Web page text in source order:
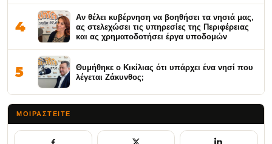
4
Αν θέλει κυβέρνηση να βοηθήσει τα νησιά μας,
ας στελεχώσει τις υπηρεσίες της Περιφέρειας
και ας χρηματοδοτήσει έργα υποδομών
5
Θυμήθηκε ο Κικίλιας ότι υπάρχει ένα νησί που
λέγεται Ζάκυνθος;
ΜΟΙΡΑΣΤΕΊΤΕ